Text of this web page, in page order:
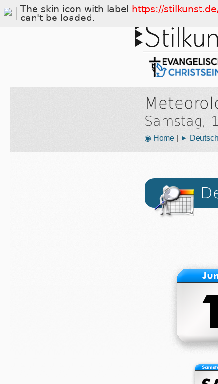
Samstag,
◉ Home| ►
The skin icon with label
https://
can't be loaded.